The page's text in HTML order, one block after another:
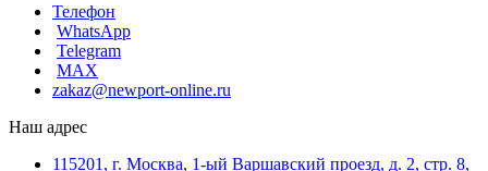
Телефон
WhatsApp
Telegram
MAX
zakaz@newport-online.ru
Наш адрес
115201, г. Москва, 1-ый Варшавский проезд, д. 2, стр. 8,